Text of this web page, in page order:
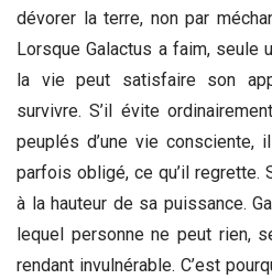
dévorer la terre, non par
Lorsque Galactus a faim, seule
la vie peut satisfaire son
survivre. S’il évite
peuplés d’une vie consciente,
parfois obligé, ce qu’il regrette.
à la hauteur de sa puissance.
lequel personne ne peut rien,
rendant invulnérable. C’est